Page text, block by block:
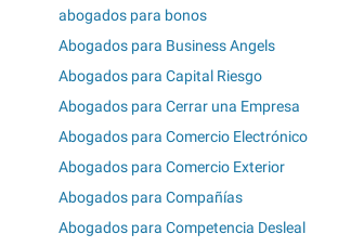
abogados para bonos
Abogados para Business Angels
Abogados para Capital Riesgo
Abogados para Cerrar una Empresa
Abogados para Comercio Electrónico
Abogados para Comercio Exterior
Abogados para Compañías
Abogados para Competencia Desleal